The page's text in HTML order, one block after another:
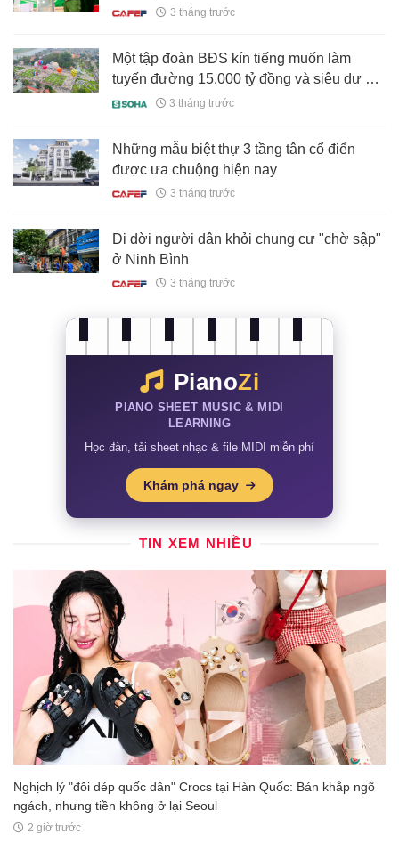
3 tháng trước
Một tập đoàn BĐS kín tiếng muốn làm
tuyến đường 15.000 tỷ đồng và siêu dự án
du lịch rộng 9.500ha tại một tỉnh miền núi
3 tháng trước
Những mẫu biệt thự 3 tầng tân cổ điển
được ưa chuộng hiện nay
3 tháng trước
Di dời người dân khỏi chung cư "chờ sập"
ở Ninh Bình
3 tháng trước
PianoZi
PIANO SHEET MUSIC & MIDI
LEARNING
Học đàn, tải sheet nhạc & file MIDI miễn phí
Khám phá ngay
TIN XEM NHIỀU
Nghịch lý "đôi dép quốc dân" Crocs tại Hàn Quốc: Bán khắp ngõ
ngách, nhưng tiền không ở lại Seoul
2 giờ trước